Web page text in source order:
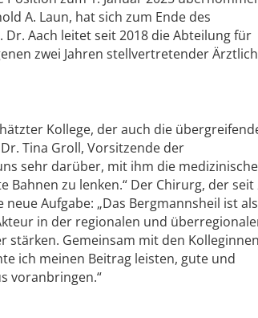
A. Laun, hat sich zum Ende des
Aach leitet seit 2018 die Abteilung für
zwei Jahren stellvertretender
Kollege, der auch die
Tina Groll, Vorsitzende der
sehr darüber, mit ihm die
zu lenken.“ Der Chirurg, der seit
Aufgabe: „Das Bergmannsheil ist
in der regionalen und
stärken. Gemeinsam mit den
ich meinen Beitrag leisten, gute und
voranbringen.“